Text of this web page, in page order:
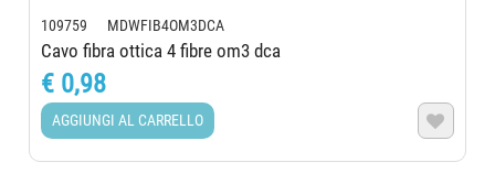
109759 MDWFIB4OM3DCA
Cavo fibra ottica 4 fibre om3 dca
€ 0,98
AGGIUNGI AL CARRELLO 